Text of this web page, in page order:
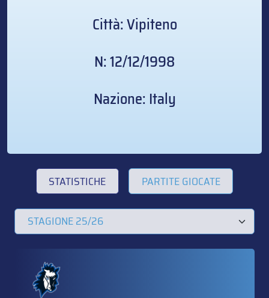
Città: Vipiteno
N: 12/12/1998
Nazione: Italy
STATISTICHE PARTITE GIOCATE